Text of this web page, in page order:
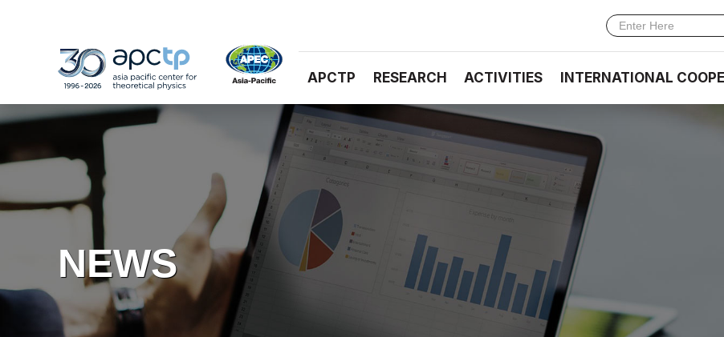
APCTP RESEARCH ACTIVITIES INTERNATIONAL
NEWS